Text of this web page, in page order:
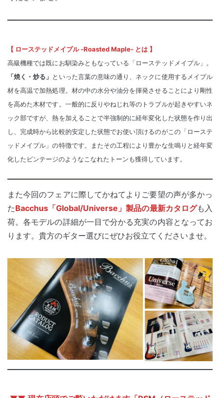
【 ローステッドメイプル -Roasted Maple- とは 】
高級機種では既にお馴染みともなっている「ローステッドメイプル」。
「焼く・炒る」 といった言葉の意味の通り、ネックに使用するメイプル
材を高温で加熱処理。材の中の水分や油分を揮発させることにより剛性
を高めた木材です。一般的に反りやねじれ等のトラブルが起きやすいネ
ック部ですが、熱を加えることで半強制的に経年変化した状態を作り出
し、完成時から比較的安定した状態でお使い頂けるのがこの「ローステ
ッドメイプル」の特徴です。またその工程により豊かな生鳴りと経年変
化したビンテージのようなこなれたトーンも獲得しています。
また今回のフェアに際してかねてよりご要望の声が多かっ
たBacchus「Global/Universe」製品の最新カタログも入
荷。各モデルの詳細が一目で分かる充実の内容となってお
ります。貴方のギター選びにぜひお役立てくださいませ。